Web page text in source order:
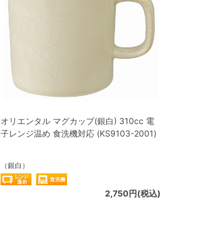
オリエンタル マグカップ(銀白) 310cc 電
子レンジ温め 食洗機対応 (KS9103-2001)
（銀白）
2,750円(税込)